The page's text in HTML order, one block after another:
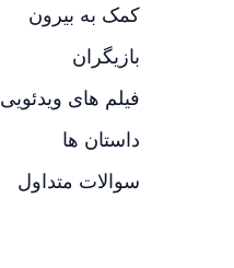
کمک به بیرون
بازیگران
فیلم های ویدئویی
داستان ها
سوالات متداول